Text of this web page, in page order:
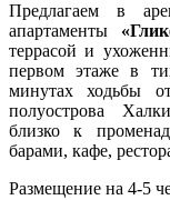
Предлагаем в
апартаменты
террасой и
первом этаже в
минутах ходьбы
полуострова
близко к
барами, кафе,
Размещение на 4-5